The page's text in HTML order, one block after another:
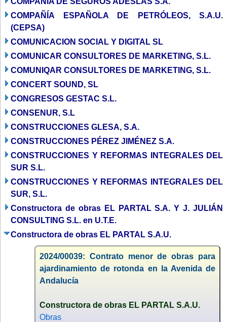
COMPAÑÍA ESPAÑOLA DE PETRÓLEOS, S.A.U.
(CEPSA)
COMUNICACION SOCIAL Y DIGITAL SL
COMUNICAR CONSULTORES DE MARKETING, S.L.
COMUNIQAR CONSULTORES DE MARKETING, S.L.
CONCERT SOUND, SL
CONGRESOS GESTAC S.L.
CONSENUR, S.L
CONSTRUCCIONES GLESA, S.A.
CONSTRUCCIONES PÉREZ JIMÉNEZ S.A.
CONSTRUCCIONES Y REFORMAS INTEGRALES DEL
SUR S.L.
CONSTRUCCIONES Y REFORMAS INTEGRALES DEL
SUR, S.L.
Constructora de obras EL PARTAL S.A. Y J. JULIÁN
CONSULTING S.L. en U.T.E.
Constructora de obras EL PARTAL S.A.U.
2024/00039: Contrato menor de obras para
ajardinamiento de rotonda en la Avenida de
Andalucía
Constructora de obras EL PARTAL S.A.U.
Obras